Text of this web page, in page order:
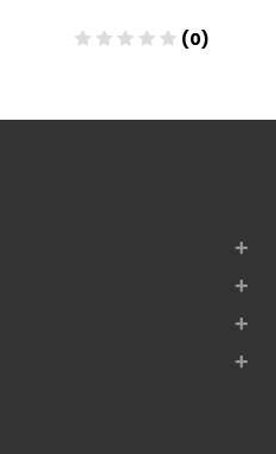
(0)
+
+
+
+